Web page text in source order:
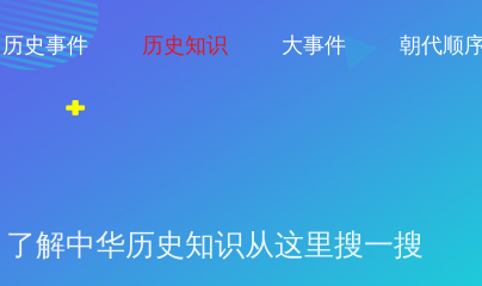
历史事件 历史知识 大事件 朝代顺
了解中华历史知识从这里搜一搜